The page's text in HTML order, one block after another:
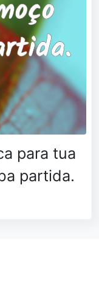
para tua
partida.